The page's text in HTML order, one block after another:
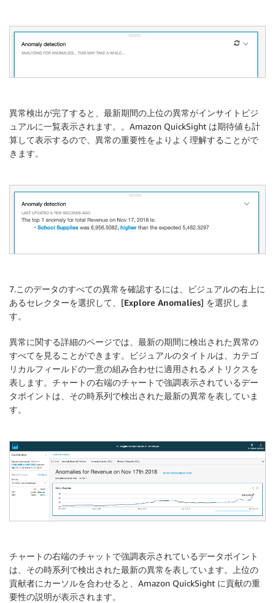
異常検出が完了すると、最新期間の上位の異常がインサイトビジ
ュアルに一覧表示されます。。Amazon QuickSight は期待値も計
算して表示するので、異常の重要性をよりよく理解することがで
きます。
7.このデータのすべての異常を確認するには、ビジュアルの右上に
あるセレクターを選択して、[Explore Anomalies] を選択しま
す。
異常に関する詳細のページでは、最新の期間に検出された異常の
すべてを見ることができます。ビジュアルのタイトルは、カテゴ
リカルフィールドの一意の組み合わせに適用されるメトリクスを
表します。チャートの右端のチャートで強調表示されているデー
タポイントは、その時系列で検出された最新の異常を表していま
す。
チャートの右端のチャットで強調表示されているデータポイント
は、その時系列で検出された最新の異常を表しています。上位の
貢献者にカーソルを合わせると、Amazon QuickSight に貢献の重
要性の説明が表示されます。